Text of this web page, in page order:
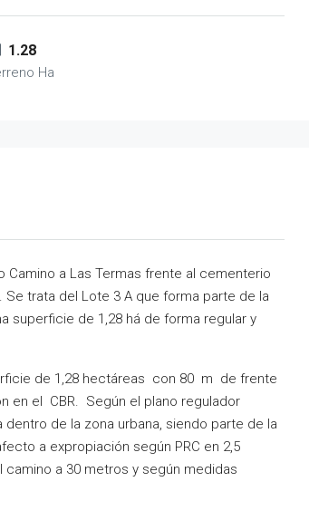
1.28
Ha
Camino a Las Termas frente al cementerio
Se trata del Lote 3 A que forma parte de la
superficie de 1,28 há de forma regular y
de 1,28 hectáreas con 80 m de frente
en el CBR. Según el plano regulador
de la zona urbana, siendo parte de la
a expropiación según PRC en 2,5
a 30 metros y según medidas